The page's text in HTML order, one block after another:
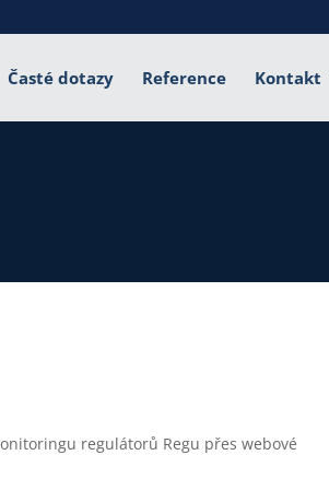
Časté dotazy Reference Kontakt
regulátorů Regu přes webové